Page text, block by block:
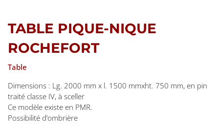
TABLE PIQUE-NIQUE
ROCHEFORT
Table
Dimensions : Lg. 2000 mm x l. 1500 mmxht. 750 mm, en pin
traité classe IV, à sceller
Ce modèle existe en PMR.
Possibilité d’ombrière